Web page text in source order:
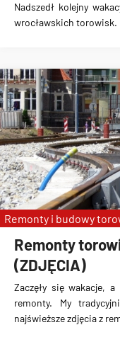
Nadszedł kolejny
wrocławskich torowisk.
Remonty
(ZDJĘCIA)
Zaczęły się wakacje,
remonty. My
najświeższe zdjęcia z
Remonty i budowy